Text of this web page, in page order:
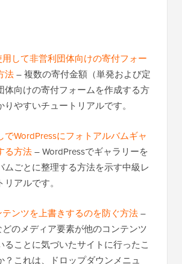
して非営利団体向けの寄付フォー
法– 複数の寄付金額（単発および定
体向けの寄付フォームを作成する方
やすいチュートリアルです。
でWordPressにフォトアルバムギャ
る方法– WordPressでギャラリーを
ムごとに整理する方法を示す中級レ
アルです。
テンツを上書きするのを防ぐ方法–
どのメディア要素が他のコンテンツ
ることに気づいたサイトに行ったこ
？これは、ドロップダウンメニュ